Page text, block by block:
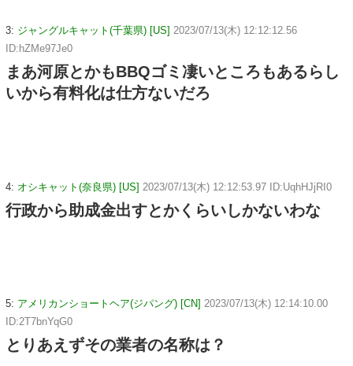
3: ジャングルキャット(千葉県) [US] 2023/07/13(木) 12:12:12.56
ID:hZMe97Je0
まあ河原とかもBBQゴミ凄いところもあるらし
いから有料化は仕方ないだろ
4: オシキャット(奈良県) [US] 2023/07/13(木) 12:12:53.97 ID:UqhHJjRI0
行政から助成金出すとかくらいしかないわな
5: アメリカンショートヘア(ジパング) [CN] 2023/07/13(木) 12:14:10.00
ID:2T7bnYqG0
とりあえずその業者の名称は？